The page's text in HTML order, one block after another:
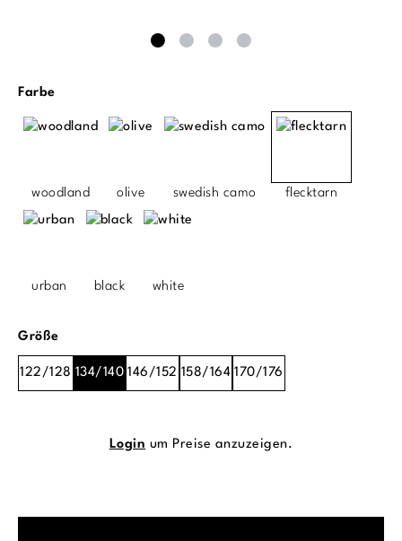
Farbeauswählen
woodland olive swedish camo flecktarn
urban black white
Größeauswählen
122/128 134/140 146/152 158/164 170/176
Login um Preise anzuzeigen.